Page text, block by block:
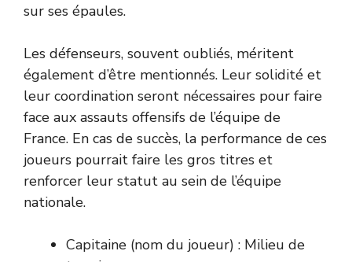
sur ses épaules.
Les défenseurs, souvent oubliés, méritent
également d’être mentionnés. Leur solidité et
leur coordination seront nécessaires pour faire
face aux assauts offensifs de l’équipe de
France. En cas de succès, la performance de ces
joueurs pourrait faire les gros titres et
renforcer leur statut au sein de l’équipe
nationale.
Capitaine (nom du joueur) : Milieu de